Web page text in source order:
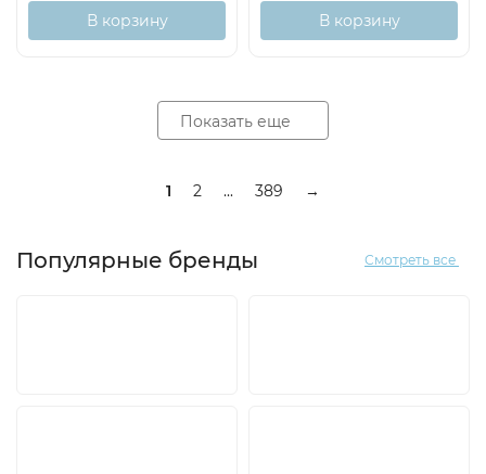
В корзину В корзину
Показать еще
1 2 ... 389 →
Популярные бренды Смотреть все